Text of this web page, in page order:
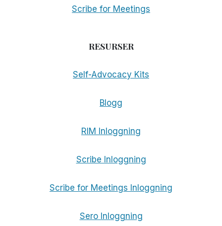
Scribe for Meetings
RESURSER
Self-Advocacy Kits
Blogg
RIM Inloggning
Scribe Inloggning
Scribe for Meetings Inloggning
Sero Inloggning